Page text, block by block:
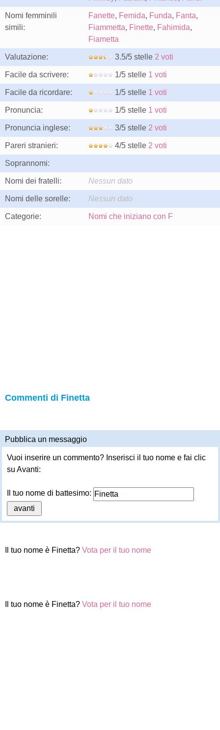
Nomi femminili
simili:
Fanette, Femida, Funda, Fanta,
Fiammetta, Finette, Fahimida,
Fiametta
Valutazione: 3.5/5 stelle 2 voti
Facile da scrivere: 1/5 stelle 1 voti
Facile da ricordare: 1/5 stelle 1 voti
Pronuncia: 1/5 stelle 1 voti
Pronuncia inglese: 3/5 stelle 2 voti
Pareri stranieri: 4/5 stelle 2 voti
Soprannomi:
Nomi dei fratelli: Nessun dato
Nomi delle sorelle: Nessun dato
Categorie: Nomi che iniziano con F
Commenti di Finetta
Pubblica un messaggio
Vuoi inserire un commento? Inserisci il tuo nome e fai clic
su Avanti:
Il tuo nome di battesimo:
Il tuo nome è Finetta? Vota per il tuo nome
Il tuo nome è Finetta? Vota per il tuo nome